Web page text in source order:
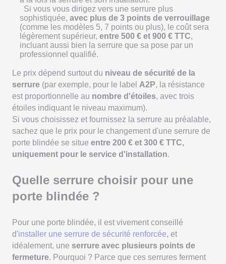
Si vous vous dirigez vers une serrure plus
sophistiquée, avec plus de 3 points de verrouillage
(comme les modèles 5, 7 points ou plus), le coût sera
légèrement supérieur, entre 500 € et 900 € TTC,
incluant aussi bien la serrure que sa pose par un
professionnel qualifié.
Le prix dépend surtout du niveau de sécurité de la
serrure (par exemple, pour le label A2P, la résistance
est proportionnelle au nombre d'étoiles, avec trois
étoiles indiquant le niveau maximum).
Si vous choisissez et fournissez la serrure au préalable,
sachez que le prix pour le changement d'une serrure de
porte blindée se situe entre 200 € et 300 € TTC,
uniquement pour le service d'installation.
Quelle serrure choisir pour une
porte blindée ?
Pour une porte blindée, il est vivement conseillé
d'installer une serrure de sécurité renforcée, et
idéalement, une serrure avec plusieurs points de
fermeture. Pourquoi ? Parce que ces serrures ferment